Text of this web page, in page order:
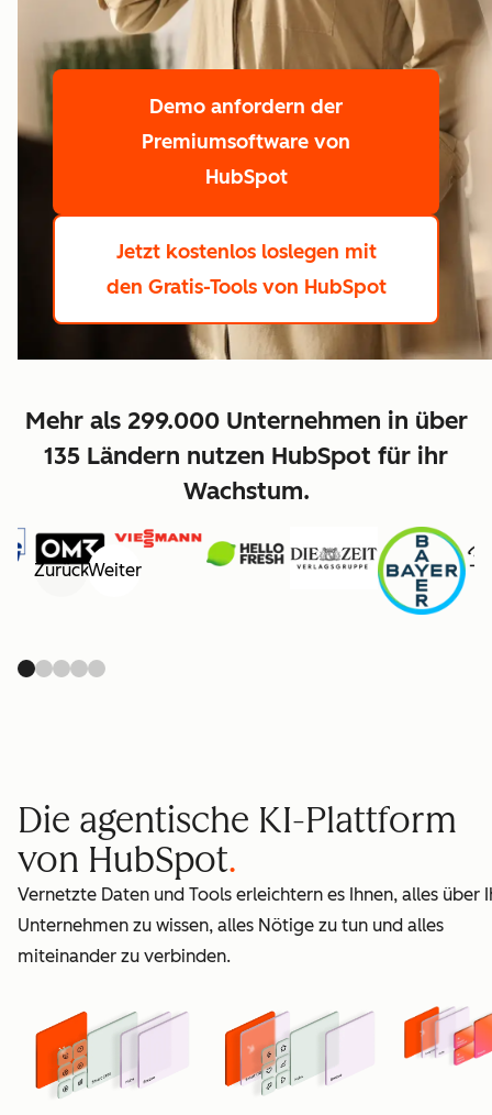
Demo anfordern der
Premiumsoftware von
HubSpot
Jetzt kostenlos loslegen mit
den Gratis-Tools von HubSpot
Mehr als 299.000 Unternehmen in über
135 Ländern nutzen HubSpot für ihr
Wachstum.
ZurückWeiter
Die agentische KI-Plattform
von HubSpot
Vernetzte Daten und Tools erleichtern es Ihnen, alles über
Unternehmen zu wissen, alles Nötige zu tun und alles
miteinander zu verbinden.